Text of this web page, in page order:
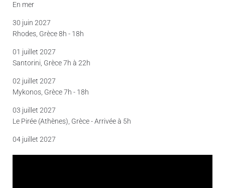
En mer
30 juin 2027
Rhodes, Grèce 8h - 18h
01 juillet 2027
Santorini, Grèce 7h à 22h
02 juillet 2027
Mykonos, Grèce 7h - 18h
03 juillet 2027
Le Pirée (Athènes), Grèce - Arrivée à 5h
04 juillet 2027